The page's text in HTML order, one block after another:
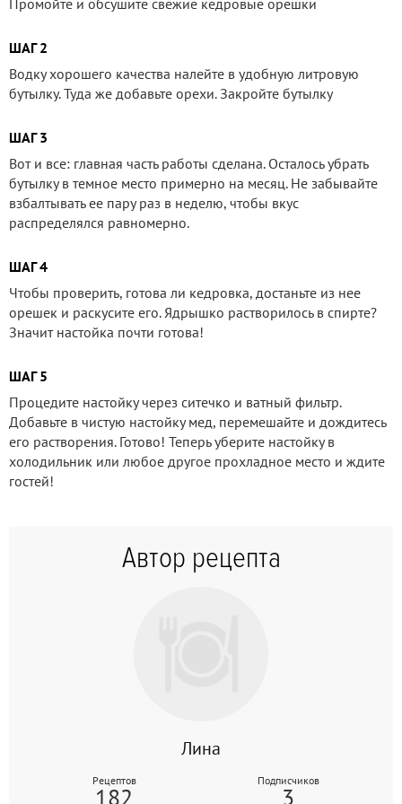
ШАГ 2
Водку хорошего качества налейте в удобную литровую
бутылку. Туда же добавьте орехи. Закройте бутылку
ШАГ 3
Вот и все: главная часть работы сделана. Осталось убрать
бутылку в темное место примерно на месяц. Не забывайте
взбалтывать ее пару раз в неделю, чтобы вкус
распределялся равномерно.
ШАГ 4
Чтобы проверить, готова ли кедровка, достаньте из нее
орешек и раскусите его. Ядрышко растворилось в спирте?
Значит настойка почти готова!
ШАГ 5
Процедите настойку через ситечко и ватный фильтр.
Добавьте в чистую настойку мед, перемешайте и дождитесь
его растворения. Готово! Теперь уберите настойку в
холодильник или любое другое прохладное место и ждите
гостей!
Автор рецепта
Лина
Рецептов
182
Подписчиков
3